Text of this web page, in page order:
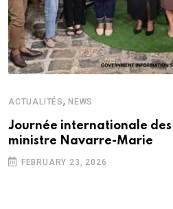
ACTUALITÉS, NEWS
Journée internationale des
ministre Navarre-Marie
FEBRUARY 23, 2026